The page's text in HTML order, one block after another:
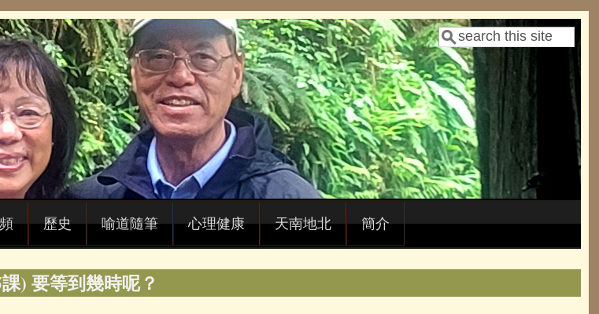
Search form
Search
歷史 喻道隨筆 心理健康 天南地北 簡介
) 要等到幾時呢？